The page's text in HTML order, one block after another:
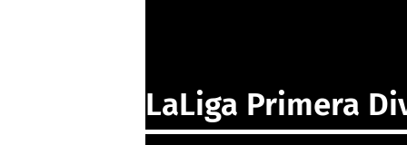
LaLiga Primera